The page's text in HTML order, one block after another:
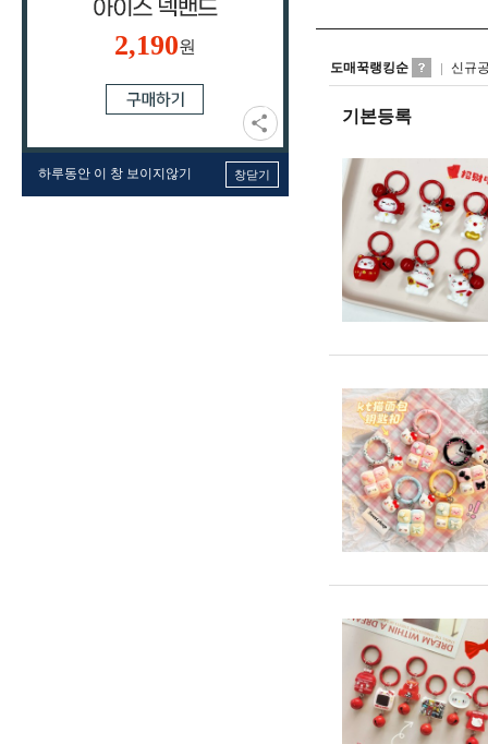
2,190원
하루동안 이 창 보이지않기 창닫기
도매꾹랭킹순 신규
기본등록